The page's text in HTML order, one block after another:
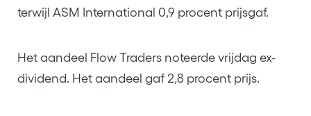
terwijl ASM International 0,9 procent prijsgaf.
Het aandeel Flow Traders noteerde vrijdag ex-
dividend. Het aandeel gaf 2,8 procent prijs.